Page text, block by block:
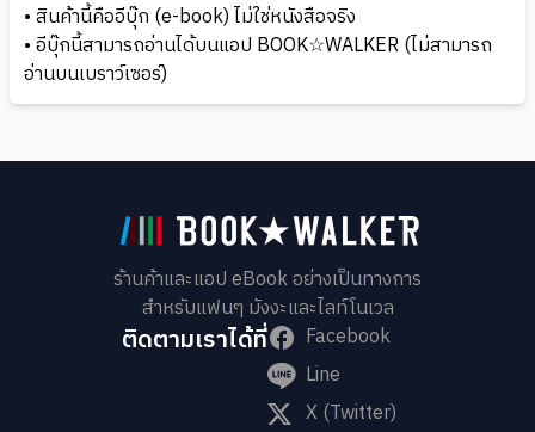
• สินค้านี้คืออีบุ๊ก (e-book) ไม่ใช่หนังสือจริง
• อีบุ๊กนี้สามารถอ่านได้บนแอป BOOK☆WALKER (ไม่สามารถ
อ่านบนเบราว์เซอร์)
ร้านค้าและแอป eBook อย่างเป็นทางการ
สำหรับแฟนๆ มังงะและไลท์โนเวล
ติดตามเราได้ที่
Facebook
Line
X (Twitter)